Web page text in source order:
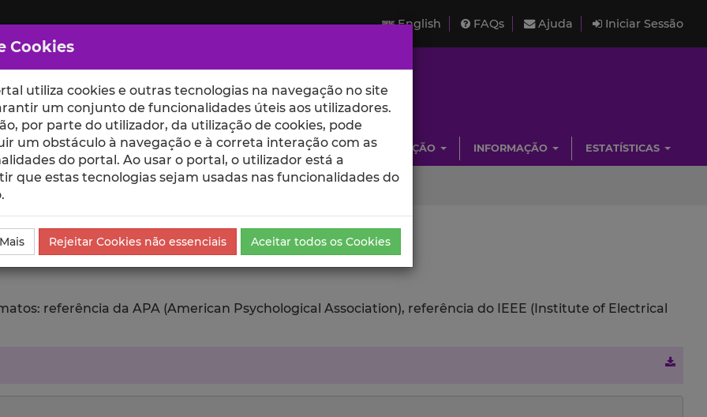
English FAQs Ajuda Iniciar Sessão
ESCOLAS UNIDADES INVESTIGAÇÃO INFORMAÇÃO ESTATÍSTICAS
Exportar
referência da APA (American Psychological Association), referência do IEEE (Institute of Electrical
Cookies
utiliza cookies e outras tecnologias na navegação no site
um conjunto de funcionalidades úteis aos utilizadores.
por parte do utilizador, da utilização de cookies, pode
um obstáculo à navegação e à correta interação com as
do portal. Ao usar o portal, o utilizador está a
que estas tecnologias sejam usadas nas funcionalidades do
Rejeitar Cookies não essenciais Aceitar todos os Cookies